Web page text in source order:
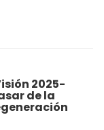
2025-
de la